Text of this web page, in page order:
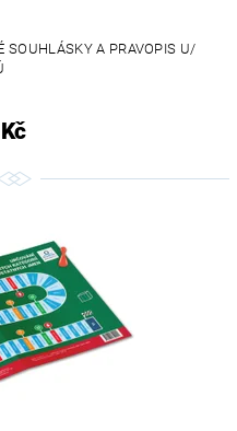
SOUHLÁSKY A PRAVOPIS U/